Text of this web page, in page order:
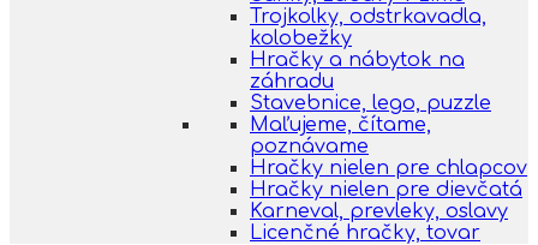
Trojkolky, odstrkavadla,
kolobežky
Hračky a nábytok na
záhradu
Stavebnice, lego, puzzle
Maľujeme, čítame,
poznávame
Hračky nielen pre chlapcov
Hračky nielen pre dievčatá
Karneval, prevleky, oslavy
Licenčné hračky, tovar